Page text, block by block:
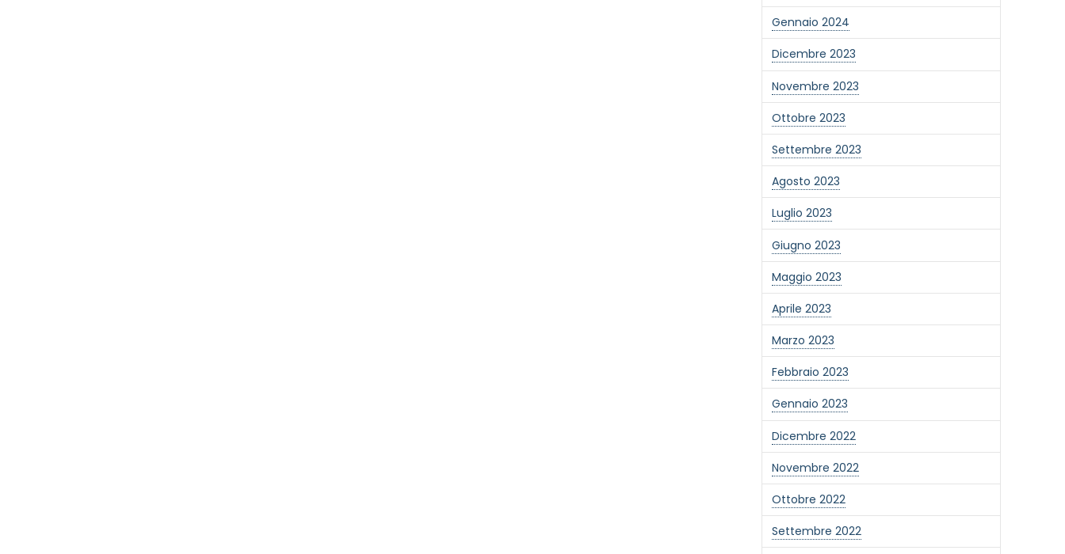
Gennaio 2024
Dicembre 2023
Novembre 2023
Ottobre 2023
Settembre 2023
Agosto 2023
Luglio 2023
Giugno 2023
Maggio 2023
Aprile 2023
Marzo 2023
Febbraio 2023
Gennaio 2023
Dicembre 2022
Novembre 2022
Ottobre 2022
Settembre 2022
Desidero rimanere aggiornato sulle ultime novità dell'Associazione tramite l'iscrizione alla newsletter